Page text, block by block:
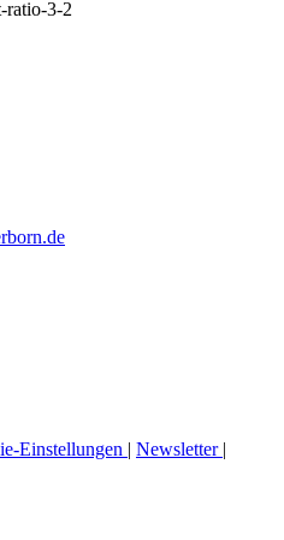
Einstellungen | Newsletter |